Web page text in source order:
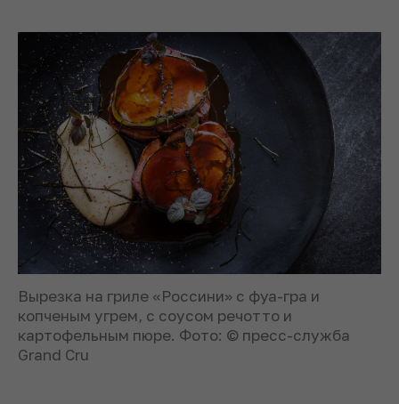
Вырезка на гриле «Россини» с фуа-гра и
копченым угрем, с соусом речотто и
картофельным пюре. Фото: © пресс-служба
Grand Cru